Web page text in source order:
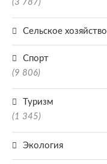
(3 787)
Сельское хозяйство
Спорт
(9 806)
Туризм
(1 345)
Экология